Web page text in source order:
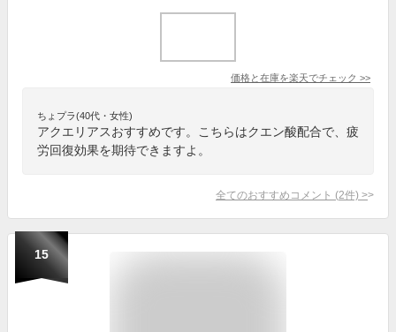
価格と在庫を楽天でチェック >>
ちょプラ(40代・女性)
アクエリアスおすすめです。こちらはクエン酸配合で、疲
労回復効果を期待できますよ。
全てのおすすめコメント (2件) >
15